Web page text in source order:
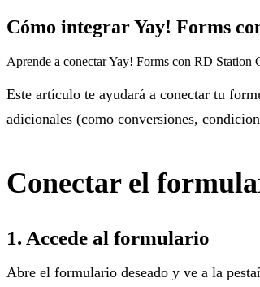
Cómo integrar Yay! Forms
Aprende a conectar Yay! Forms con RD Station
Este artículo te ayudará a conectar tu
adicionales (como conversiones,
Conectar el
1. Accede al formulario
Abre el formulario deseado y ve a la